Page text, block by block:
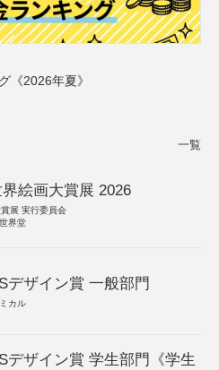
《2026年夏》
一覧
絵画大賞展 2026
展 実行委員会
界堂
デザイン賞 一般部門
カル
デザイン賞 学生部門《学生